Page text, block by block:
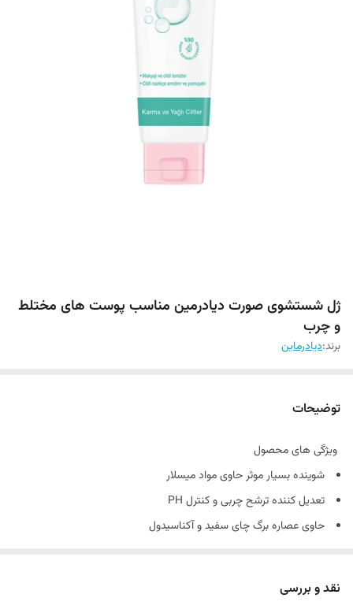
ژل شستشوی صورت دیادرمین مناسب پوست های مختلط
و چرب
برند:دیادرماین
توضیحات
ویژگی های محصول
شوینده بسیار موثر حاوی مواد میسلار
تعدیل کننده ترشح چربی و کنترل PH
حاوی عصاره برگ چای سفید و آکناسیدول
نقد و بررسی